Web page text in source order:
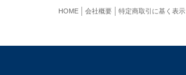
特定商取引に基く表示
会社概要
HOME